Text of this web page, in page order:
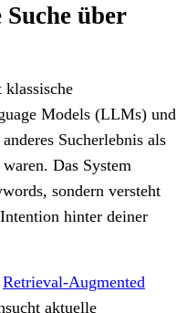
über
Models (LLMs) und
Sucherlebnis als
Das System
sondern versteht
hinter deiner
Retrieval-Augmented
aktuelle